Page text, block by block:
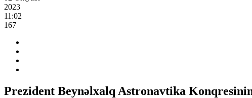
2023
11:02
167
Prezident Beynəlxalq Astronavtika Konqresinin